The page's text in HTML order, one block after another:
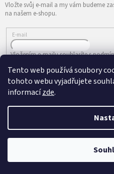
Tento web používá soubory
tohoto webu vyjadřujete
informacízde.
Vložte svůj e-mail a my vám budeme
na našem e-shopu.
E-mail
Vložením e-mailu souhlasíte s
PŘIHLÁSIT SE